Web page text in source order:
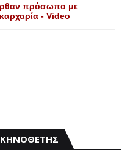
πρόσωπο με
- Video